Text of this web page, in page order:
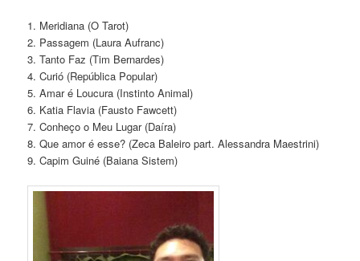
1. Meridiana (O Tarot)
2. Passagem (Laura Aufranc)
3. Tanto Faz (Tim Bernardes)
4. Curió (República Popular)
5. Amar é Loucura (Instinto Animal)
6. Katia Flavia (Fausto Fawcett)
7. Conheço o Meu Lugar (Daíra)
8. Que amor é esse? (Zeca Baleiro part. Alessandra Maestrini)
9. Capim Guiné (Baiana Sistem)